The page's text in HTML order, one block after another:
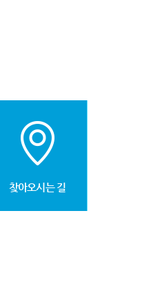
찾아오시는 길